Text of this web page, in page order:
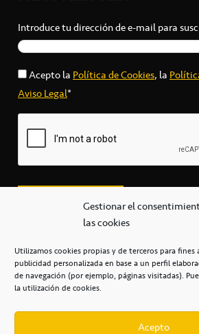
Gestionar el
las cookies
Utilizamos cookies propias y de terceros para
publicidad personalizada en base a un perfil
de navegación (por ejemplo, páginas visitadas).
la utilización de cookies.
Acepto
Introduce tu dirección de e-mail para
Acepto laPolítica de Cookies, la
Aviso Legal*
+34 922 253 684
Casa del Deporte / 38108 –